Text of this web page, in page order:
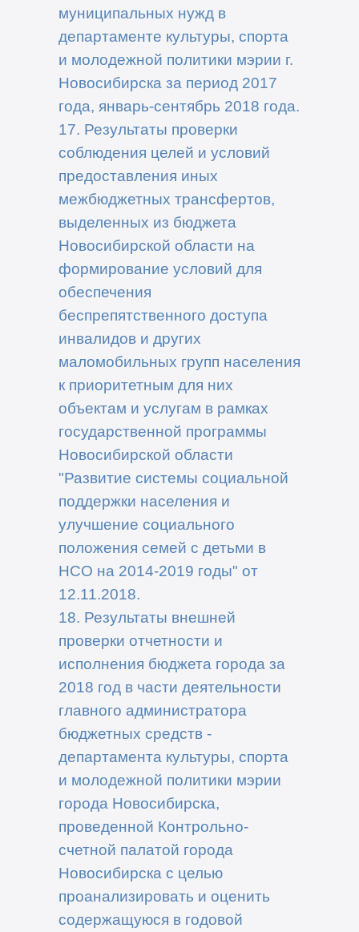
муниципальных нужд в
департаменте культуры, спорта
и молодежной политики мэрии г.
Новосибирска за период 2017
года, январь-сентябрь 2018 года.
17. Результаты проверки
соблюдения целей и условий
предоставления иных
межбюджетных трансфертов,
выделенных из бюджета
Новосибирской области на
формирование условий для
обеспечения
беспрепятственного доступа
инвалидов и других
маломобильных групп населения
к приоритетным для них
объектам и услугам в рамках
государственной программы
Новосибирской области
"Развитие системы социальной
поддержки населения и
улучшение социального
положения семей с детьми в
НСО на 2014-2019 годы" от
12.11.2018.
18. Результаты внешней
проверки отчетности и
исполнения бюджета города за
2018 год в части деятельности
главного администратора
бюджетных средств -
департамента культуры, спорта
и молодежной политики мэрии
города Новосибирска,
проведенной Контрольно-
счетной палатой города
Новосибирска с целью
проанализировать и оценить
содержащуюся в годовой